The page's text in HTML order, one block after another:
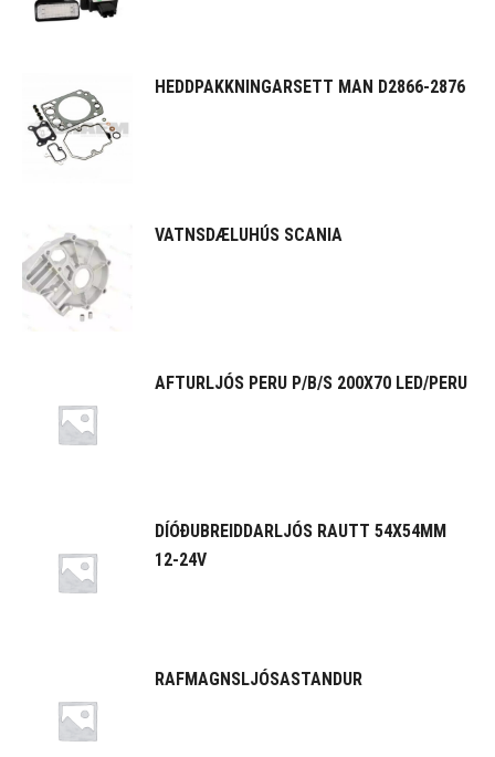
HEDDPAKKNINGARSETT MAN D2866-2876
VATNSDÆLUHÚS SCANIA
AFTURLJÓS PERU P/B/S 200X70 LED/PERU
DÍÓÐUBREIDDARLJÓS RAUTT 54X54MM
12-24V
RAFMAGNSLJÓSASTANDUR